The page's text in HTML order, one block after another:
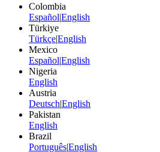
Colombia
Español|English
Türkiye
Türkçe|English
Mexico
Español|English
Nigeria
English
Austria
Deutsch|English
Pakistan
English
Brazil
Português|English